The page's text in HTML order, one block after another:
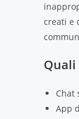
creati e
Chat
App